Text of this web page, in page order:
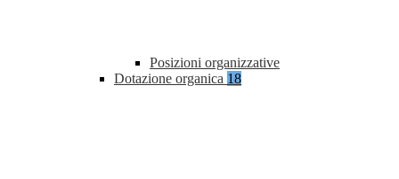
Posizioni organizzative
Dotazione organica 18